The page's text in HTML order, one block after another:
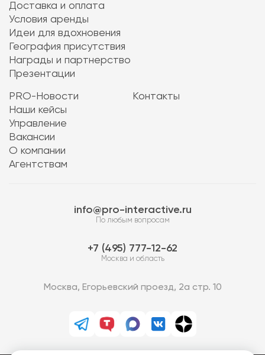
Доставка и оплата
Условия аренды
Идеи для вдохновения
География присутствия
Награды и партнерство
Презентации
PRO-Новости
Наши кейсы
Управление
Вакансии
О компании
Агентствам
Контакты
info@pro-interactive.ru
По любым вопросам
7 (495) 777-12-62
Москва и область
Москва, Егорьевский проезд, 2а стр. 10